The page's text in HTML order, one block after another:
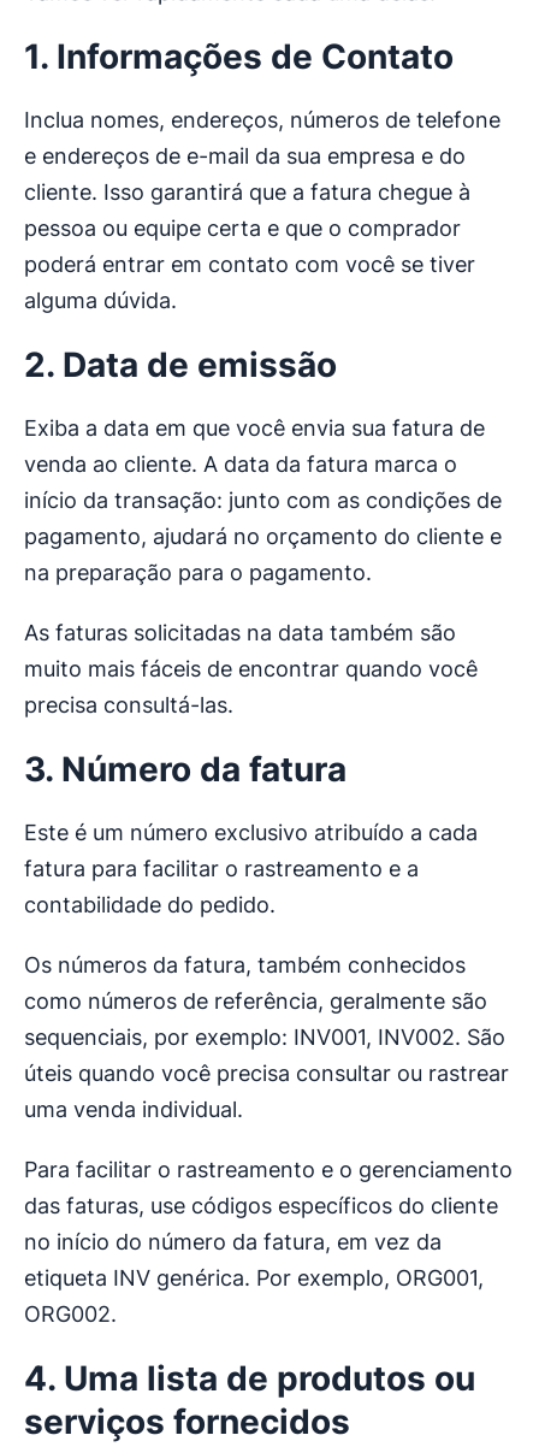
1. Informações de Contato
Inclua nomes, endereços, números de telefone
e endereços de e-mail da sua empresa e do
cliente. Isso garantirá que a fatura chegue à
pessoa ou equipe certa e que o comprador
poderá entrar em contato com você se tiver
alguma dúvida.
2. Data de emissão
Exiba a data em que você envia sua fatura de
venda ao cliente. A data da fatura marca o
início da transação: junto com as condições de
pagamento, ajudará no orçamento do cliente e
na preparação para o pagamento.
As faturas solicitadas na data também são
muito mais fáceis de encontrar quando você
precisa consultá-las.
3. Número da fatura
Este é um número exclusivo atribuído a cada
fatura para facilitar o rastreamento e a
contabilidade do pedido.
Os números da fatura, também conhecidos
como números de referência, geralmente são
sequenciais, por exemplo: INV001, INV002. São
úteis quando você precisa consultar ou rastrear
uma venda individual.
Para facilitar o rastreamento e o gerenciamento
das faturas, use códigos específicos do cliente
no início do número da fatura, em vez da
etiqueta INV genérica. Por exemplo, ORG001,
ORG002.
4. Uma lista de produtos ou
serviços fornecidos